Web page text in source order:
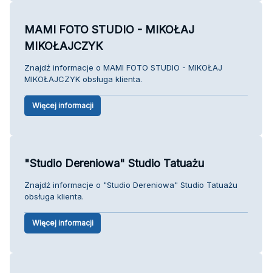
MAMI FOTO STUDIO - MIKOŁAJ
MIKOŁAJCZYK
Znajdź informacje o MAMI FOTO STUDIO - MIKOŁAJ
MIKOŁAJCZYK obsługa klienta.
Więcej informacji
"Studio Dereniowa" Studio Tatuażu
Znajdź informacje o "Studio Dereniowa" Studio Tatuażu
obsługa klienta.
Więcej informacji